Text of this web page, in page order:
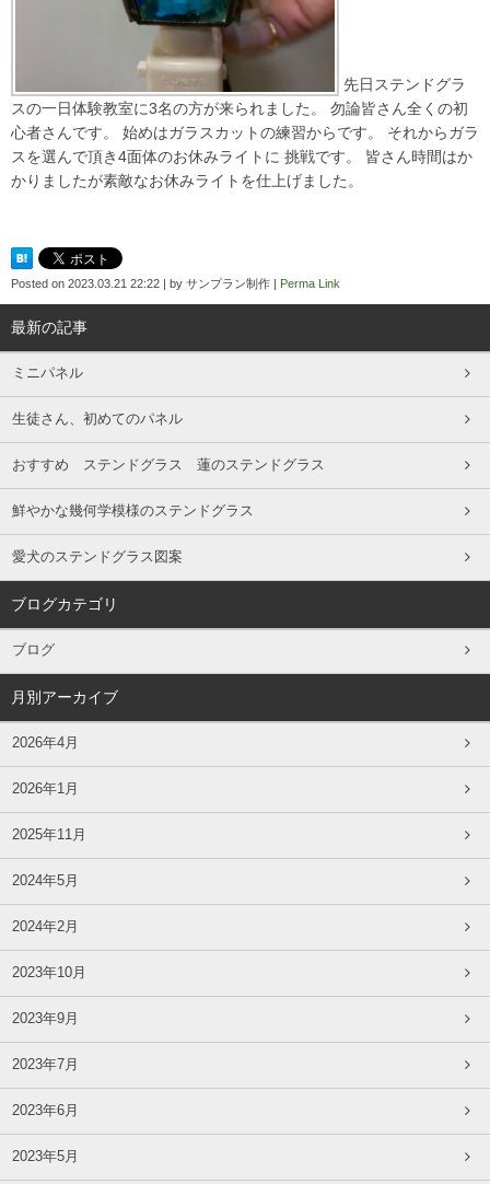
先日ステンドグラ
スの一日体験教室に3名の方が来られました。 勿論皆さん全くの初
心者さんです。 始めはガラスカットの練習からです。 それからガラ
スを選んで頂き4面体のお休みライトに 挑戦です。 皆さん時間はか
かりましたが素敵なお休みライトを仕上げました。
Posted on 2023.03.21 22:22 | by サンプラン制作 | Perma Link
最新の記事
ミニパネル
生徒さん、初めてのパネル
おすすめ ステンドグラス 蓮のステンドグラス
鮮やかな幾何学模様のステンドグラス
愛犬のステンドグラス図案
ブログカテゴリ
ブログ
月別アーカイブ
2026年4月
2026年1月
2025年11月
2024年5月
2024年2月
2023年10月
2023年9月
2023年7月
2023年6月
2023年5月